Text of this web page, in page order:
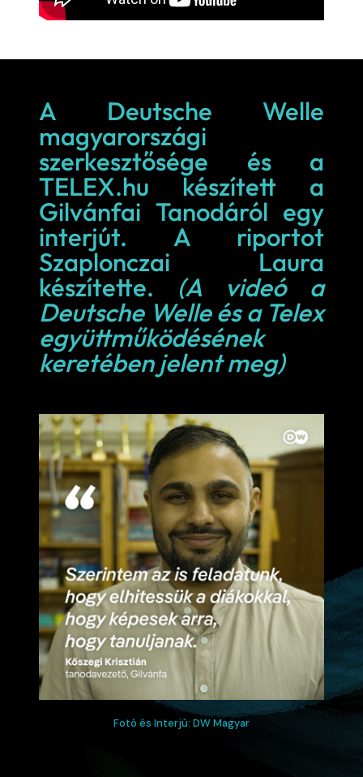
A Deutsche Welle
magyarországi
szerkesztősége és a
TELEX.hu készített a
Gilvánfai Tanodáról egy
interjút. A riportot
Szaplonczai Laura
készítette. (A videó a
Deutsche Welle és a Telex
együttműködésének
keretében jelent meg)
Fotó és Interjú: DW Magyar